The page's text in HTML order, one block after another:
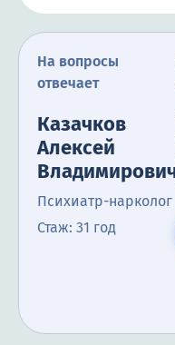
На вопросы
отвечает
Казачков
Алексей
Психиатр-нарколог
Стаж: 31 год